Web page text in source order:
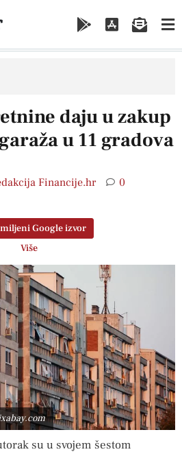
daju u zakup
u 11 gradova
Financije.hr 0
Google izvor
Više
su u svojem šestom